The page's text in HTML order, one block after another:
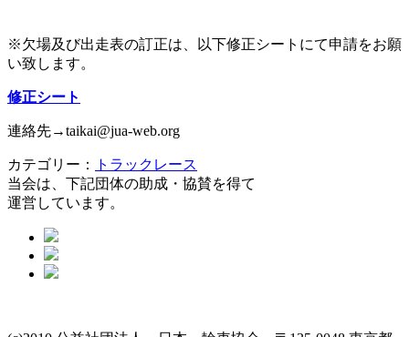
※欠場及び出走表の訂正は、以下修正シートにて申請をお願
い致します。
修正シート
連絡先→taikai@jua-web.org
カテゴリー：
トラックレース
当会は、下記団体の助成・協賛を得て
運営しています。